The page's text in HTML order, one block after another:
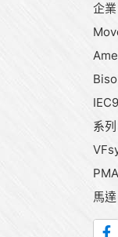
企業
系列
馬達